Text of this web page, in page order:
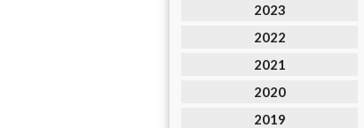
2023
2022
2021
2020
2019